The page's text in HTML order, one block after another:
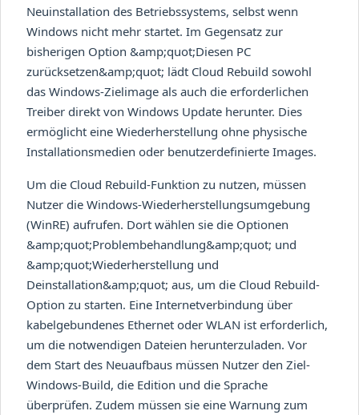
Neuinstallation des Betriebssystems, selbst wenn
Windows nicht mehr startet. Im Gegensatz zur
bisherigen Option &amp;quot;Diesen PC
zurücksetzen&amp;quot; lädt Cloud Rebuild sowohl
das Windows-Zielimage als auch die erforderlichen
Treiber direkt von Windows Update herunter. Dies
ermöglicht eine Wiederherstellung ohne physische
Installationsmedien oder benutzerdefinierte Images.
Um die Cloud Rebuild-Funktion zu nutzen, müssen
Nutzer die Windows-Wiederherstellungsumgebung
(WinRE) aufrufen. Dort wählen sie die Optionen
&amp;quot;Problembehandlung&amp;quot; und
&amp;quot;Wiederherstellung und
Deinstallation&amp;quot; aus, um die Cloud Rebuild-
Option zu starten. Eine Internetverbindung über
kabelgebundenes Ethernet oder WLAN ist erforderlich,
um die notwendigen Dateien herunterzuladen. Vor
dem Start des Neuaufbaus müssen Nutzer den Ziel-
Windows-Build, die Edition und die Sprache
überprüfen. Zudem müssen sie eine Warnung zum